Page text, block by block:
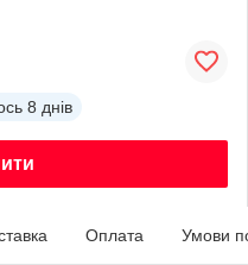
8 днів
Оплата Умови